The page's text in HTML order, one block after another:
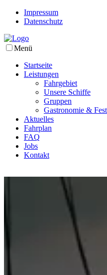
Impressum
Datenschutz
Menü
Startseite
Leistungen
Fahrgebiet
Unsere Schiffe
Gruppen
Gastronomie &
Aktuelles
Fahrplan
FAQ
Jobs
Kontakt